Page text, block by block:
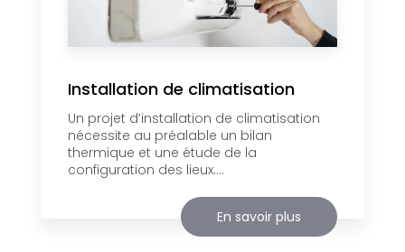
Installation de climatisation
Un projet d’installation de climatisation
nécessite au préalable un bilan
thermique et une étude de la
configuration des lieux....
En savoir plus